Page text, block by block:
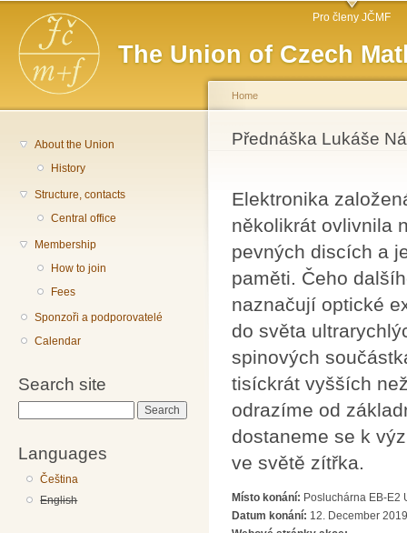
The Union of Czech
Main menu Pro členy JČMF
About the Union
History
Structure, contacts
Central office
Membership
How to join
Fees
Sponzoři a podporovatelé
Calendar
Search site
Languages
Čeština
English
You are here
Home
Přednáška Lukáše
Elektronika
několikrát ovlivnila
pevných discích a
paměti. Čeho
naznačují optické
do světa
spinových
tisíckrát vyšších
odrazíme od
dostaneme se k
ve světě zítřka.
Místo konání: Posluchárna EB-E2
Datum konání: 12. December